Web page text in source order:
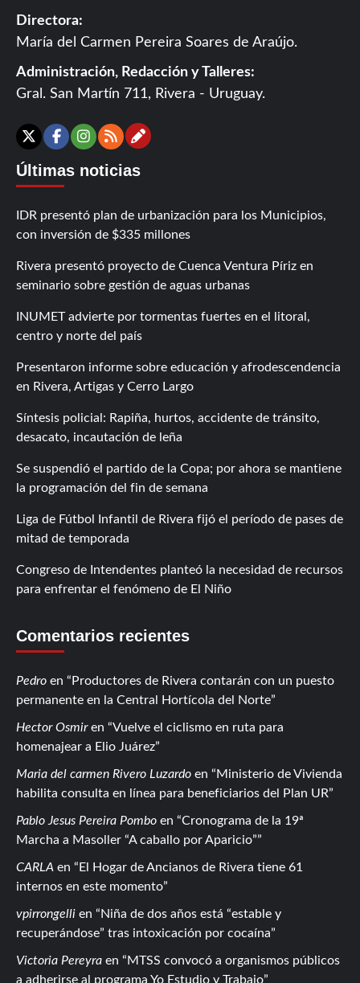
Directora:
María del Carmen Pereira Soares de Araújo.
Administración, Redacción y Talleres:
Gral. San Martín 711, Rivera - Uruguay.
X Facebook
Instagram
RSSContáctanos
Últimas noticias
IDR presentó plan de urbanización para los Municipios,
con inversión de $335 millones
Rivera presentó proyecto de Cuenca Ventura Píriz en
seminario sobre gestión de aguas urbanas
INUMET advierte por tormentas fuertes en el litoral,
centro y norte del país
Presentaron informe sobre educación y afrodescendencia
en Rivera, Artigas y Cerro Largo
Síntesis policial: Rapiña, hurtos, accidente de tránsito,
desacato, incautación de leña
Se suspendió el partido de la Copa; por ahora se mantiene
la programación del fin de semana
Liga de Fútbol Infantil de Rivera fijó el período de pases de
mitad de temporada
Congreso de Intendentes planteó la necesidad de recursos
para enfrentar el fenómeno de El Niño
Comentarios recientes
Pedro en
Productores de Rivera contarán con un puesto
permanente en la Central Hortícola del Norte
Hector Osmiren
Vuelve el ciclismo en ruta para
homenajear a Elio Juárez
Maria del carmen Rivero Luzardo en
Ministerio de Vivienda
habilita consulta en línea para beneficiarios del Plan UR
Pablo Jesus Pereira Pombo en
Cronograma de la 19ª
Marcha a Masoller “A caballo por Aparicio”
CARLA en
El Hogar de Ancianos de Rivera tiene 61
internos en este momento
vpirrongelli en
Niña de dos años está “estable y
recuperándose” tras intoxicación por cocaína
Victoria Pereyra en
MTSS convocó a organismos públicos
a adherirse al programa Yo Estudio y Trabajo